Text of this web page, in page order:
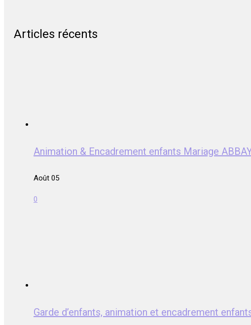
Articles récents
Animation & Encadrement enfants Mariage
Août 05
0
Garde d’enfants, animation et encadrement